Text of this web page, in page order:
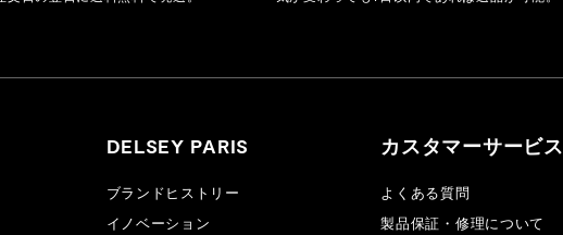
DELSEY PARIS
ブランドヒストリー
イノベーション
カスタマーサービス
よくある質問
製品保証・修理について